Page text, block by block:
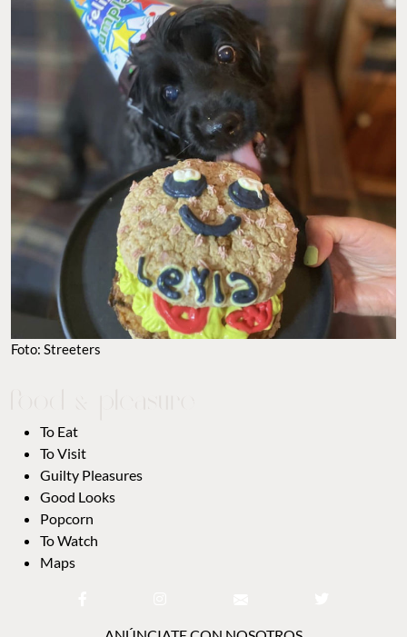
Foto: Streeters
To Eat
To Visit
Guilty Pleasures
Good Looks
Popcorn
To Watch
Maps